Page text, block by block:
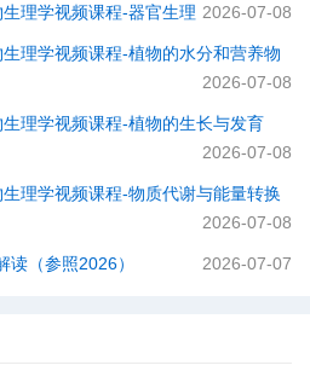
理学视频课程-器官生理 2026-07-08
理学视频课程-植物的水分和营养物
2026-07-08
理学视频课程-植物的生长与发育
2026-07-08
理学视频课程-物质代谢与能量转换
2026-07-08
（参照2026） 2026-07-07